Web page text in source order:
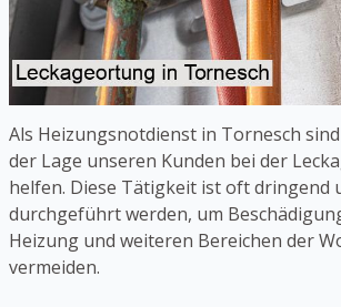
Als Heizungsnotdienst in Tornesch
der Lage unseren Kunden bei der
helfen. Diese Tätigkeit ist oft dringend
durchgeführt werden, um
Heizung und weiteren Bereichen der
vermeiden.